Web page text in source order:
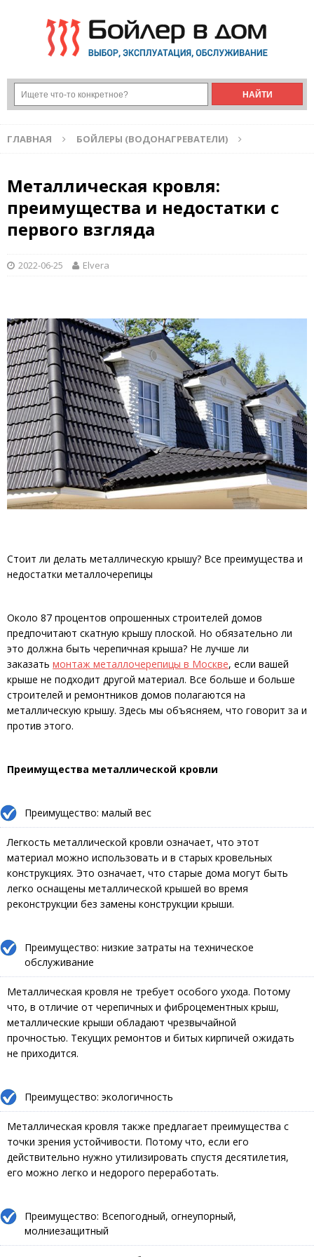
ГЛАВНАЯ БОЙЛЕРЫ (ВОДОНАГРЕВАТЕЛИ)
Металлическая кровля:
преимущества и недостатки с
первого взгляда
2022-06-25 Elvera
Стоит ли делать металлическую крышу? Все преимущества и
недостатки металлочерепицы
Около 87 процентов опрошенных строителей домов
предпочитают скатную крышу плоской. Но обязательно ли
это должна быть черепичная крыша? Не лучше ли
заказать монтаж металлочерепицы в Москве, если вашей
крыше не подходит другой материал. Все больше и больше
строителей и ремонтников домов полагаются на
металлическую крышу. Здесь мы объясняем, что говорит за и
против этого.
Преимущества металлической кровли
Преимущество: малый вес
Легкость металлической кровли означает, что этот
материал можно использовать и в старых кровельных
конструкциях. Это означает, что старые дома могут быть
легко оснащены металлической крышей во время
реконструкции без замены конструкции крыши.
Преимущество: низкие затраты на техническое
обслуживание
Металлическая кровля не требует особого ухода. Потому
что, в отличие от черепичных и фиброцементных крыш,
металлические крыши обладают чрезвычайной
прочностью. Текущих ремонтов и битых кирпичей ожидать
не приходится.
Преимущество: экологичность
Металлическая кровля также предлагает преимущества с
точки зрения устойчивости. Потому что, если его
действительно нужно утилизировать спустя десятилетия,
его можно легко и недорого переработать.
Преимущество: Всепогодный, огнеупорный,
молниезащитный